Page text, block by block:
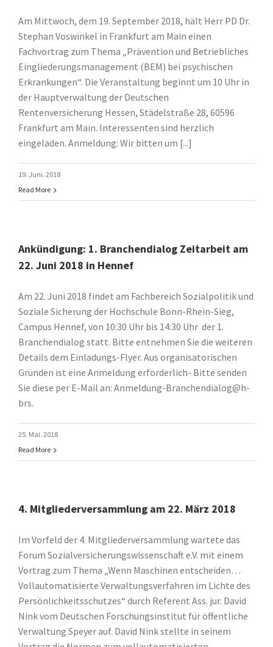
Am Mittwoch, dem 19. September 2018, hält Herr PD Dr.
Stephan Voswinkel in Frankfurt am Main einen
Fachvortrag zum Thema „Prävention und Betriebliches
Eingliederungsmanagement (BEM) bei psychischen
Erkrankungen“. Die Veranstaltung beginnt um 10 Uhr in
der Hauptverwaltung der Deutschen
Rentenversicherung Hessen, Städelstraße 28, 60596
Frankfurt am Main. Interessenten sind herzlich
eingeladen. Anmeldung: Wir bitten um [...]
19. Juni. 2018
Read More
Ankündigung: 1. Branchendialog Zeitarbeit am
22. Juni 2018 in Hennef
Am 22. Juni 2018 findet am Fachbereich Sozialpolitik und
Soziale Sicherung der Hochschule Bonn-Rhein-Sieg,
Campus Hennef, von 10:30 Uhr bis 14:30 Uhr der 1.
Branchendialog statt. Bitte entnehmen Sie die weiteren
Details dem Einladungs-Flyer. Aus organisatorischen
Gründen ist eine Anmeldung erforderlich- Bitte senden
Sie diese per E-Mail an: Anmeldung-Branchendialog@h-
brs.
25. Mai. 2018
Read More
4. Mitgliederversammlung am 22. März 2018
Im Vorfeld der 4. Mitgliederversammlung wartete das
Forum Sozialversicherungswissenschaft e.V. mit einem
Vortrag zum Thema „Wenn Maschinen entscheiden…
Vollautomatisierte Verwaltungsverfahren im Lichte des
Persönlichkeitsschutzes“ durch Referent Ass. jur. David
Nink vom Deutschen Forschungsinstitut für öffentliche
Verwaltung Speyer auf. David Nink stellte in seinem